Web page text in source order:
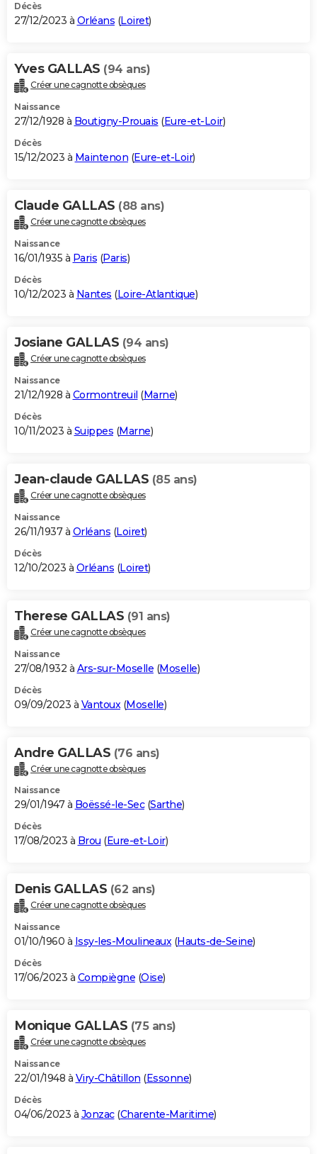
Décès
27/12/2023 à Orléans (Loiret)
Yves GALLAS (94 ans)
Créer une cagnotte obsèques
Naissance
27/12/1928 à Boutigny-Prouais (Eure-et-Loir)
Décès
15/12/2023 à Maintenon (Eure-et-Loir)
Claude GALLAS (88 ans)
Créer une cagnotte obsèques
Naissance
16/01/1935 à Paris (Paris)
Décès
10/12/2023 à Nantes (Loire-Atlantique)
Josiane GALLAS (94 ans)
Créer une cagnotte obsèques
Naissance
21/12/1928 à Cormontreuil (Marne)
Décès
10/11/2023 à Suippes (Marne)
Jean-claude GALLAS (85 ans)
Créer une cagnotte obsèques
Naissance
26/11/1937 à Orléans (Loiret)
Décès
12/10/2023 à Orléans (Loiret)
Therese GALLAS (91 ans)
Créer une cagnotte obsèques
Naissance
27/08/1932 à Ars-sur-Moselle (Moselle)
Décès
09/09/2023 à Vantoux (Moselle)
Andre GALLAS (76 ans)
Créer une cagnotte obsèques
Naissance
29/01/1947 à Boëssé-le-Sec(Sarthe)
Décès
17/08/2023 à Brou (Eure-et-Loir)
Denis GALLAS (62 ans)
Créer une cagnotte obsèques
Naissance
01/10/1960 à Issy-les-Moulineaux(Hauts-de-Seine)
Décès
17/06/2023 à Compiègne (Oise)
Monique GALLAS (75 ans)
Créer une cagnotte obsèques
Naissance
22/01/1948 à Viry-Châtillon (Essonne)
Décès
04/06/2023 à Jonzac(Charente-Maritime)